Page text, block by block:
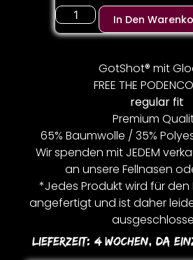
In Den
GotShot® mit
FREE THE
regular fit
Premium
65% Baumwolle / 35%
Wir spenden mit JEDEM
an unsere Fellnasen
*Jedes Produkt wird für den
angefertigt und ist daher
Lieferzeit: 4 Wochen, Da